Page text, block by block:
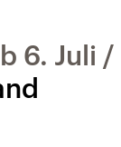
6. Juli